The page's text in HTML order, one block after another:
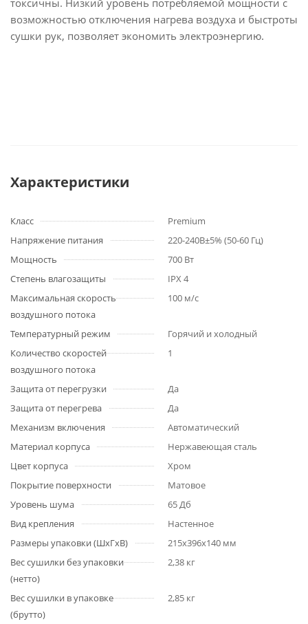
токсичны. Низкий уровень потребляемой мощности с
возможностью отключения нагрева воздуха и быстроты
сушки рук, позволяет экономить электроэнергию.
Характеристики
Класс
Premium
Напряжение питания
220-240В±5% (50-60 Гц)
Мощность
700 Вт
Степень влагозащиты
IPX 4
Максимальная скорость
воздушного потока
100 м/с
Температурный режим
Горячий и холодный
Количество скоростей
воздушного потока
1
Защита от перегрузки
Да
Защита от перегрева
Да
Механизм включения
Автоматический
Материал корпуса
Нержавеющая сталь
Цвет корпуса
Хром
Покрытие поверхности
Матовое
Уровень шума
65 Дб
Вид крепления
Настенное
Размеры упаковки (ШхГхВ)
215х396х140 мм
Вес сушилки без упаковки
(нетто)
2,38 кг
Вес сушилки в упаковке
(брутто)
2,85 кг